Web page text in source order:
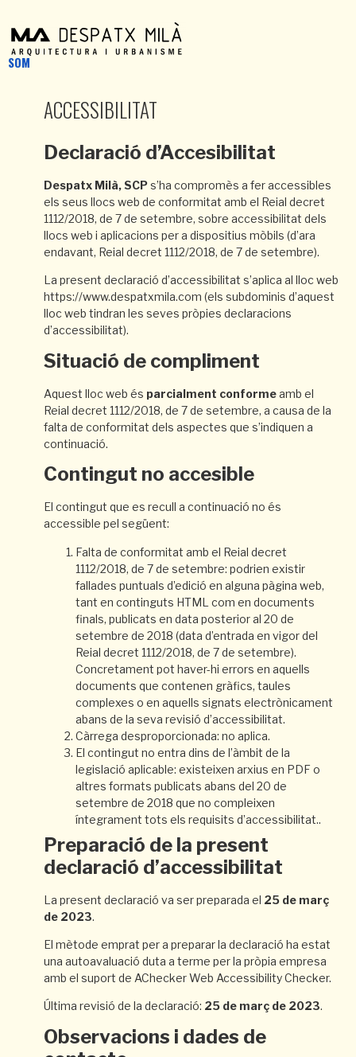
SOM
ACCESSIBILITAT
Declaració d’Accesibilitat
Despatx Milà, SCPs’ha compromès a fer accessibles
els seus llocs web de conformitat amb el Reial decret
1112/2018, de 7 de setembre, sobre accessibilitat dels
llocs web i aplicacions per a dispositius mòbils (d’ara
endavant, Reial decret 1112/2018, de 7 de setembre).
La present declaració d’accessibilitat s’aplica al lloc web
https://www.despatxmila.com (els subdominis d’aquest
lloc web tindran les seves pròpies declaracions
d’accessibilitat).
Situació de compliment
Aquest lloc web és parcialment conformeamb el
Reial decret 1112/2018, de 7 de setembre, a causa de la
falta de conformitat dels aspectes que s’indiquen a
continuació.
Contingut no accesible
El contingut que es recull a continuació no és
accessible pel següent:
Falta de conformitat amb el Reial decret
1112/2018, de 7 de setembre: podrien existir
fallades puntuals d’edició en alguna pàgina web,
tant en continguts HTML com en documents
finals, publicats en data posterior al 20 de
setembre de 2018 (data d’entrada en vigor del
Reial decret 1112/2018, de 7 de setembre).
Concretament pot haver-hi errors en aquells
documents que contenen gràfics, taules
complexes o en aquells signats electrònicament
abans de la seva revisió d’accessibilitat.
Càrrega desproporcionada: no aplica.
El contingut no entra dins de l’àmbit de la
legislació aplicable: existeixen arxius en PDF o
altres formats publicats abans del 20 de
setembre de 2018 que no compleixen
íntegrament tots els requisits d’accessibilitat..
Preparació de la present
declaració d’accessibilitat
La present declaració va ser preparada el 25 de març
de 2023.
El mètode emprat per a preparar la declaració ha estat
una autoavaluació duta a terme per la pròpia empresa
amb el suport de AChecker Web Accessibility Checker.
Última revisió de la declaració: 25 de març de 2023.
Observacions i dades de